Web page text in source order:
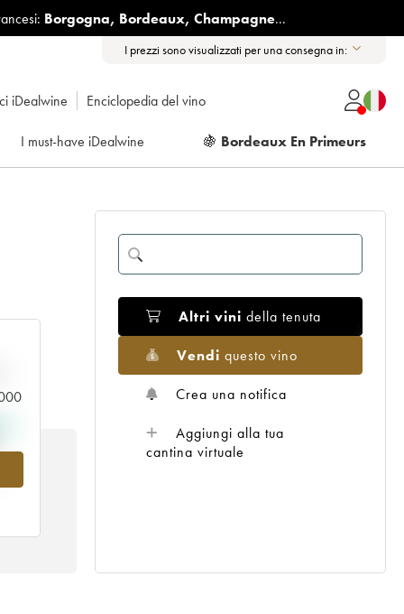
Borgogna, Bordeaux, Champagne...
I prezzi sono visualizzati per una consegna in:
iDealwine Enciclopedia del vino
I must-have iDealwine 🍇 Bordeaux En Primeurs
Altri vini della tenuta
Vendi questo vino
Crea una notifica
Aggiungi alla tua
cantina virtuale